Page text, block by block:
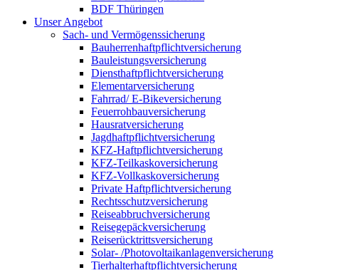
BDF Thüringen
Unser Angebot
Sach- und Vermögenssicherung
Bau­herren­haft­pflichtversicherung
Bauleistungsversicherung
Diensthaftpflichtversicherung
Elementarversicherung
Fahrrad/ E-Bikeversicherung
Feuerrohbauversicherung
Hausratversicherung
Jagdhaftpflichtversicherung
KFZ-Haftpflichtversicherung
KFZ-Teilkaskoversicherung
KFZ-Vollkaskoversicherung
Private Haftpflichtversicherung
Rechtsschutzversicherung
Reiseabbruchversicherung
Reisegepäckversicherung
Reiserücktrittsversicherung
Solar- /Photovoltaikanlagenversicherung
Tierhalterhaftpflichtversicherung